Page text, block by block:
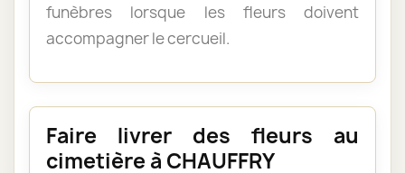
funèbres lorsque les fleurs doivent
accompagner le cercueil.
Faire livrer des fleurs au
cimetière à CHAUFFRY